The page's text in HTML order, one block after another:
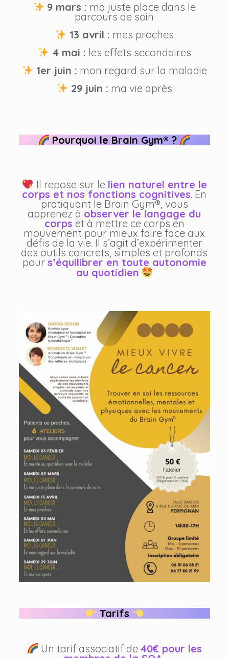
9 mars : ma juste place dans le
parcours de soin
13 avril : mes proches
4 mai : les effets secondaires
1er juin : mon regard sur la maladie
29 juin : ma vie après
Pourquoi le Brain Gym® ?
Il repose sur le lien naturel entre le
corps et nos fonctions cognitives. En
pratiquant le Brain Gym®, vous
apprenez à observer le langage du
corps et à mettre ce corps en
mouvement pour mieux faire face aux
défis de la vie. Il s’agit d’expérimenter
des outils concrets, simples et profonds
pour s’équilibrer en toute autonomie
au quotidien
Tarifs
Un tarif associatif de40€ pour les